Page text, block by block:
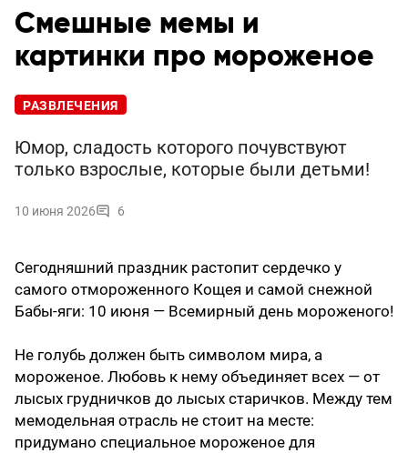
Смешные мемы и
картинки про мороженое
РАЗВЛЕЧЕНИЯ
Юмор, сладость которого почувствуют
только взрослые, которые были детьми!
10 июня 2026 6
Сегодняшний праздник растопит сердечко у
самого отмороженного Кощея и самой снежной
Бабы-яги: 10 июня — Всемирный день мороженого!
Не голубь должен быть символом мира, а
мороженое. Любовь к нему объединяет всех — от
лысых грудничков до лысых старичков. Между тем
мемодельная отрасль не стоит на месте:
придумано специальное мороженое для